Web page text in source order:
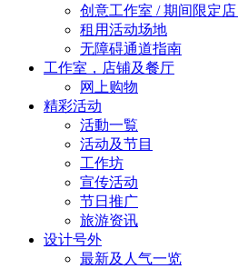
创意工作室 / 期间限定
租用活动场地
无障碍通道指南
工作室，店铺及餐厅
网上购物
精彩活动
活動一覧
活动及节目
工作坊
宣传活动
节日推广
旅游资讯
设计号外
最新及人气一览